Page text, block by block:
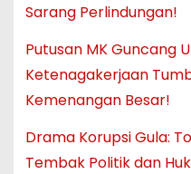
Sarang Perlindungan!
Putusan MK Guncang
Ketenagakerjaan
Kemenangan Besar!
Drama Korupsi Gula:
Tembak Politik dan